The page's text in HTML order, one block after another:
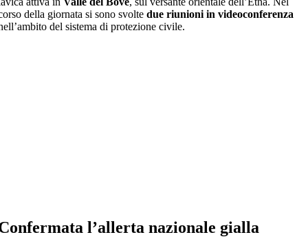
della giornata si sono svoltedue riunioni in videoconferenza
del sistema di protezione civile.
l’allerta nazionale gialla